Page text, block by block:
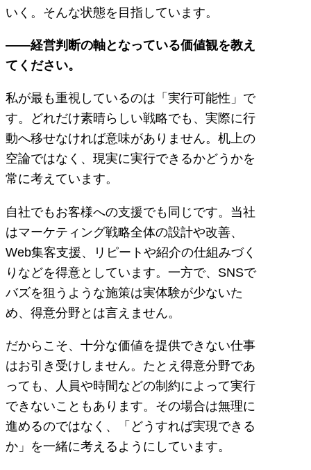
いく。そんな状態を目指しています。
――経営判断の軸となっている価値観を教え
てください。
私が最も重視しているのは「実行可能性」で
す。どれだけ素晴らしい戦略でも、実際に行
動へ移せなければ意味がありません。机上の
空論ではなく、現実に実行できるかどうかを
常に考えています。
自社でもお客様への支援でも同じです。当社
はマーケティング戦略全体の設計や改善、
Web集客支援、リピートや紹介の仕組みづく
りなどを得意としています。一方で、SNSで
バズを狙うような施策は実体験が少ないた
め、得意分野とは言えません。
だからこそ、十分な価値を提供できない仕事
はお引き受けしません。たとえ得意分野であ
っても、人員や時間などの制約によって実行
できないこともあります。その場合は無理に
進めるのではなく、「どうすれば実現できる
か」を一緒に考えるようにしています。